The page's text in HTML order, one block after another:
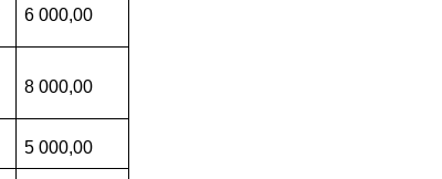
6 000,00
8 000,00
5 000,00